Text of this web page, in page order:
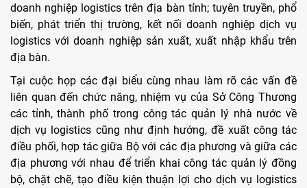
doanh nghiệp logistics trên địa bàn tỉnh; tuyên truyền, phổ
biến, phát triển thị trường, kết nối doanh nghiệp dịch vụ
logistics với doanh nghiệp sản xuất, xuất nhập khẩu trên
địa bàn.
Tại cuộc họp các đại biểu cùng nhau làm rõ các vấn đề
liên quan đến chức năng, nhiệm vụ của Sở Công Thương
các tỉnh, thành phố trong công tác quản lý nhà nước về
dịch vụ logistics cũng như định hướng, đề xuất công tác
điều phối, hợp tác giữa Bộ với các địa phương và giữa các
địa phương với nhau để triển khai công tác quản lý đồng
bộ, chặt chẽ, tạo điều kiện thuận lợi cho dịch vụ logistics